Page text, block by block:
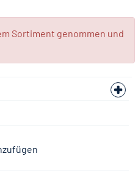
Sortiment genommen und